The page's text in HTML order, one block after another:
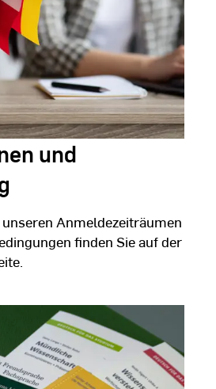
und
Anmeldezeiträumen
finden Sie auf der